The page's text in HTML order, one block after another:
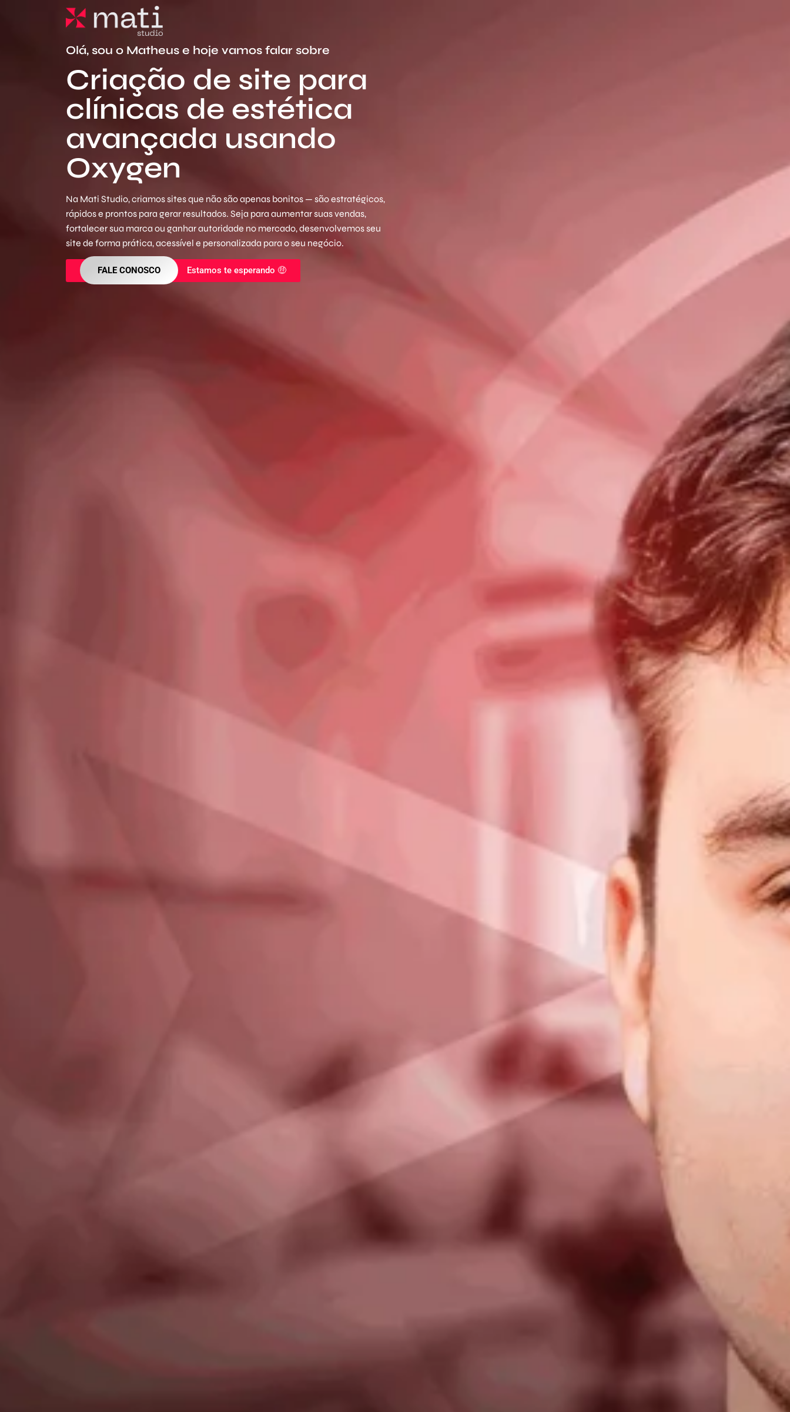
Olá, sou o Matheus e hoje vamos falar sobre
Criação de site para
clínicas de estética
avançada usando
Oxygen
Na Mati Studio, criamos sites que não são apenas bonitos — são estratégicos,
rápidos e prontos para gerar resultados. Seja para aumentar suas vendas,
fortalecer sua marca ou ganhar autoridade no mercado, desenvolvemos seu
site de forma prática, acessível e personalizada para o seu negócio.
FALE CONOSCO Estamos te esperando 🤑